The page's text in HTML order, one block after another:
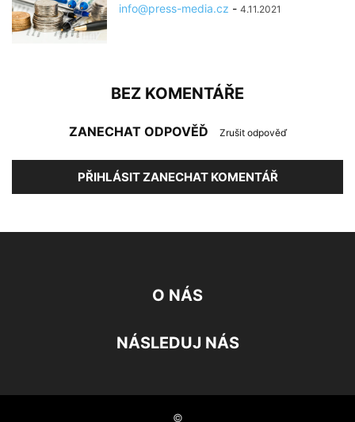
info@press-media.cz - 4.11.2021
BEZ KOMENTÁŘE
ZANECHAT ODPOVĚĎ Zrušit odpověď
PŘIHLÁSIT ZANECHAT KOMENTÁŘ
O NÁS
NÁSLEDUJ NÁS
©